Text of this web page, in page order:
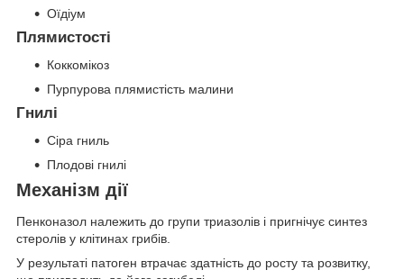
Оїдіум
Плямистості
Коккомікоз
Пурпурова плямистість малини
Гнилі
Сіра гниль
Плодові гнилі
Механізм дії
Пенконазол належить до групи триазолів і пригнічує синтез
стеролів у клітинах грибів.
У результаті патоген втрачає здатність до росту та розвитку,